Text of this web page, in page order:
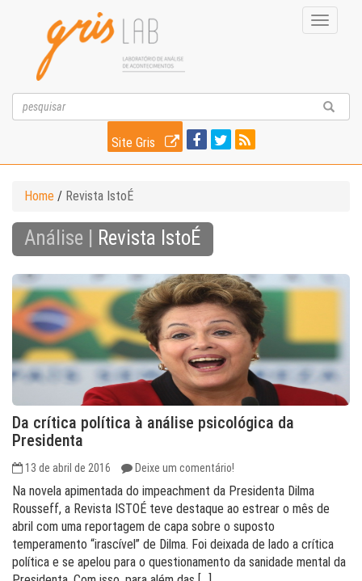
Toggle
Site Gris
Home / Revista IstoÉ
Análise | Revista IstoÉ
Da crítica política à análise psicológica da
Presidenta
13 de abril de 2016 Deixe um comentário!
Na novela apimentada do impeachment da Presidenta Dilma
Rousseff, a Revista ISTOÉ teve destaque ao estrear o mês de
abril com uma reportagem de capa sobre o suposto
temperamento “irascível” de Dilma. Foi deixada de lado a crítica
política e se apelou para o questionamento da sanidade mental da